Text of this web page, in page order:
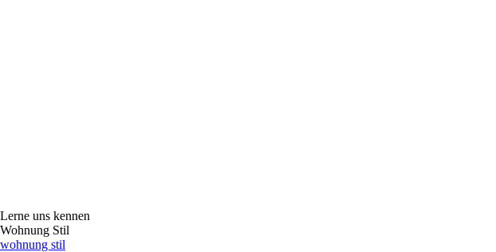
Lerne uns kennen
Wohnung Stil
wohnung stil